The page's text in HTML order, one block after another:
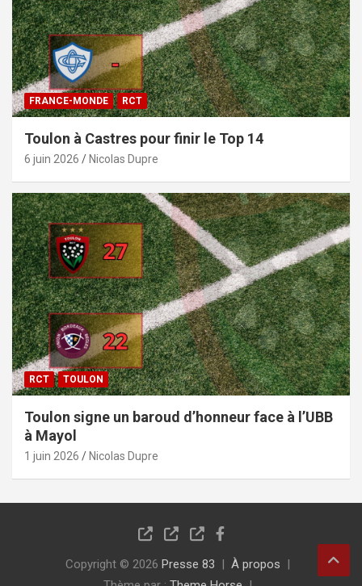
FRANCE-MONDE RCT
Toulon à Castres pour finir le Top 14
6 juin 2026 Nicolas Dupre
RCT TOULON
Toulon signe un baroud d’honneur face à l’UBB
à Mayol
1 juin 2026 Nicolas Dupre
Copyright © 2026 Presse 83
À propos